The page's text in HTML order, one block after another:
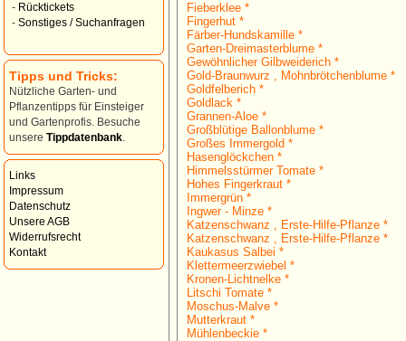
- Rücktickets
- Sonstiges / Suchanfragen
Tipps und Tricks:
Nützliche Garten- und
Pflanzentipps für Einsteiger
und Gartenprofis. Besuche
unsere Tippdatenbank
Links
Impressum
Datenschutz
Unsere AGB
Widerrufsrecht
Kontakt
Fieberklee *
Fingerhut *
Färber-Hundskamille *
Garten-Dreimasterblume *
Gewöhnlicher Gilbweiderich *
Gold-Braunwurz , Mohnbrötchenblume *
Goldfelberich *
Goldlack *
Grannen-Aloe *
Großblütige Ballonblume *
Großes Immergold *
Hasenglöckchen *
Himmelsstürmer Tomate *
Hohes Fingerkraut *
Immergrün *
Ingwer - Minze *
Katzenschwanz , Erste-Hilfe-Pflanze *
Katzenschwanz , Erste-Hilfe-Pflanze *
Kaukasus Salbei *
Klettermeerzwiebel *
Kronen-Lichtnelke *
Litschi Tomate *
Moschus-Malve *
Mutterkraut *
Mühlenbeckie *